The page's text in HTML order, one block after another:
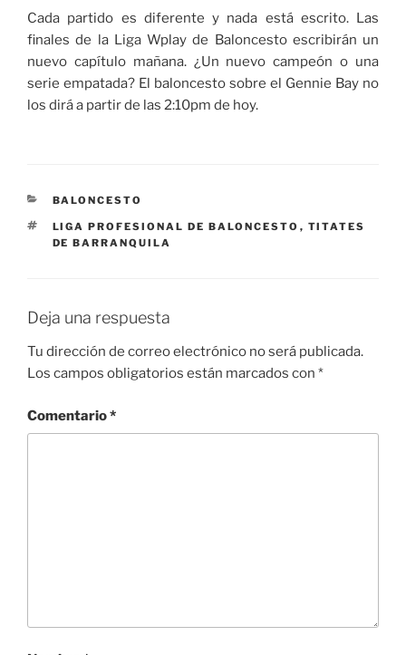
Cada partido es diferente y nada está escrito. Las
finales de la Liga Wplay de Baloncesto escribirán un
nuevo capítulo mañana. ¿Un nuevo campeón o una
serie empatada? El baloncesto sobre el Gennie Bay no
los dirá a partir de las 2:10pm de hoy.
CATEGORÍAS
BALONCESTO
ETIQUETAS
LIGA PROFESIONAL DE BALONCESTO , TITATES
DE BARRANQUILA
Deja una respuesta
Tu dirección de correo electrónico no será publicada.
Los campos obligatorios están marcados con *
Comentario*